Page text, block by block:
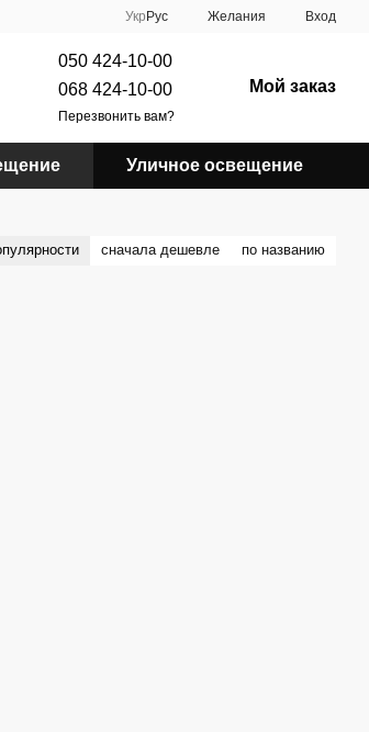
Укр Рус Желания Вход
050 424-10-00
068 424-10-00
Перезвонить вам?
Мой заказ
Уличное освещение
сначала дешевле по названию